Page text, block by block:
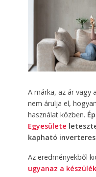
A márka, az ár vagy
nem árulja el,
használat közben.
Egyesülete
kapható
Az eredményekből
ugyanaz a készülék